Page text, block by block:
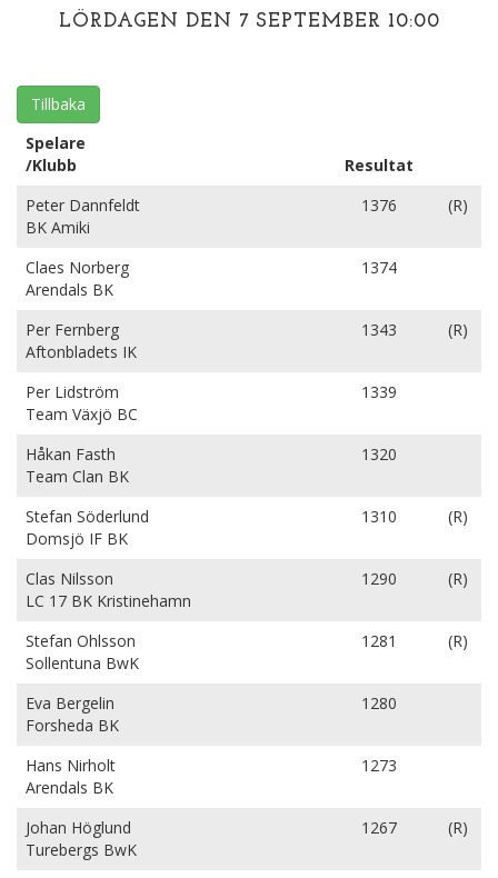
LÖRDAGEN DEN 7 SEPTEMBER 10:00
Tillbaka
Spelare
/Klubb
Resultat
Peter Dannfeldt
BK Amiki
1376 (R)
Claes Norberg
Arendals BK
1374
Per Fernberg
Aftonbladets IK
1343 (R)
Per Lidström
Team Växjö BC
1339
Håkan Fasth
Team Clan BK
1320
Stefan Söderlund
Domsjö IF BK
1310 (R)
Clas Nilsson
LC 17 BK Kristinehamn
1290 (R)
Stefan Ohlsson
Sollentuna BwK
1281 (R)
Eva Bergelin
Forsheda BK
1280
Hans Nirholt
Arendals BK
1273
Johan Höglund
Turebergs BwK
1267 (R)